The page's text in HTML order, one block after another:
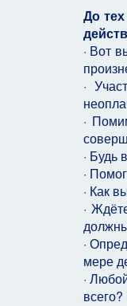
До
· Вот
·
·
· Будь
·
· Как
·
·
мере
·